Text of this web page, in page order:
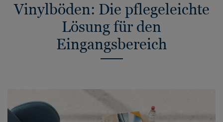
Vinylböden: Die pflegeleichte
Lösung für den
Eingangsbereich